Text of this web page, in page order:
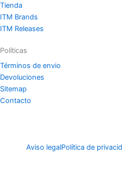
Tienda
ITM Brands
ITM Releases
Políticas
Términos de envio
Devoluciones
Sitemap
Contacto
Aviso legalPolítica de